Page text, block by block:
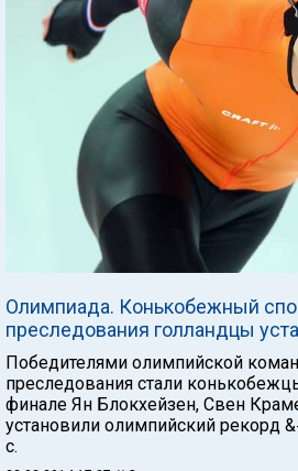
Олимпиада. Конькобежный
преследования голландцы
Победителями олимпийской
преследования стали
финале Ян Блокхейзен, Свен
установили олимпийский рекорд
с.